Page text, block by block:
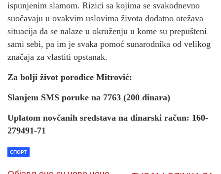
ispunjenim slamom. Rizici sa kojima se svakodnevno
suočavaju u ovakvim uslovima života dodatno otežava
situacija da se nalaze u okruženju u kome su prepušteni
sami sebi, pa im je svaka pomoć sunarodnika od velikog
značaja za vlastiti opstanak.
Za bolji život porodice Mitrović:
Slanjem SMS poruke na 7763 (200 dinara)
Uplatom novčanih sredstava na dinarski račun: 160-
279491-71
СПОРТ